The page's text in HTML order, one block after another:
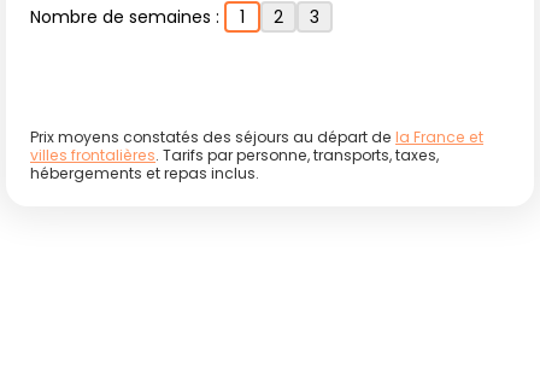
Nombre de semaines :
1 2 3
Prix moyens constatés des séjours au départ de la France et
villes frontalières. Tarifs par personne, transports, taxes,
hébergements et repas inclus.